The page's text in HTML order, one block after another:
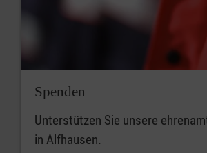
Spenden
Unterstützen Sie unsere
in Alfhausen.